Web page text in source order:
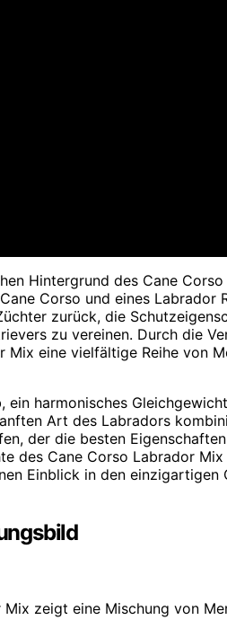
Hintergrund des Cane
Corso und eines Labrador
zurück, die
zu vereinen. Durch die
eine vielfältige Reihe von
harmonisches
Art des Labradors
der die besten
des Cane Corso Labrador
Einblick in den einzigartigen
zeigt eine Mischung von